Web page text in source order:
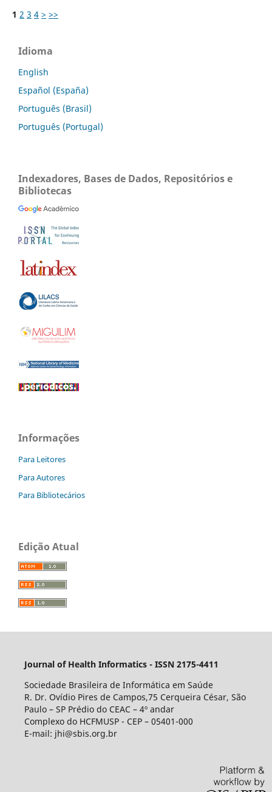
1 2 3 4 > >>
Idioma
English
Español (España)
Português (Brasil)
Português (Portugal)
Indexadores, Bases de Dados, Repositórios e
Bibliotecas
Informações
Para Leitores
Para Autores
Para Bibliotecários
Edição Atual
Journal of Health Informatics - ISSN 2175-4411
Sociedade Brasileira de Informática em Saúde
R. Dr. Ovídio Pires de Campos,75 Cerqueira César, São
Paulo – SP Prédio do CEAC – 4º andar
Complexo do HCFMUSP - CEP – 05401-000
E-mail: jhi@sbis.org.br